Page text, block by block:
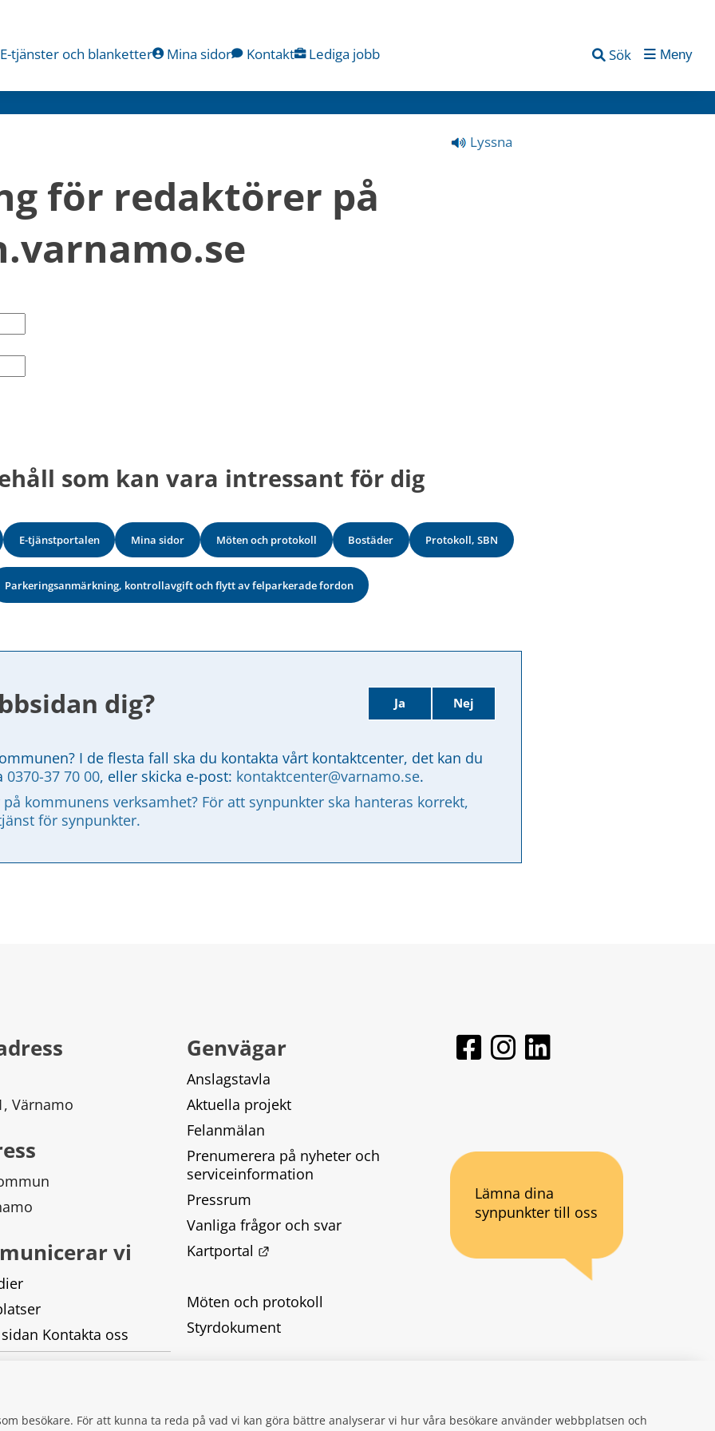
besökare. För att kunna ta reda på vad vi kan göra bättre analyserar vi hur våra besökare använder webbplatsen och
E-tjänster och blanketter Mina sidor Kontakt Lediga jobb Sök Meny
Lyssna
för redaktörer på
som kan vara intressant för dig
E-tjänstportalen Mina sidor Möten och protokoll Bostäder Protokoll, SBN
Parkeringsanmärkning, kontrollavgift och flytt av felparkerade fordon
dig? Ja Nej
I de flesta fall ska du kontakta vårt kontaktcenter, det kan du
0370-37 70 00, eller skicka e-post: kontaktcenter@varnamo.se.
kommunens verksamhet? För att synpunkter ska hanteras korrekt,
för synpunkter.
Värnamo
vi
Kontakta oss
Genvägar
Anslagstavla
Aktuella projekt
Felanmälan
Prenumerera på nyheter och
serviceinformation
Pressrum
Vanliga frågor och svar
Kartportal
Möten och protokoll
Styrdokument
Lämna dina
synpunkter till oss